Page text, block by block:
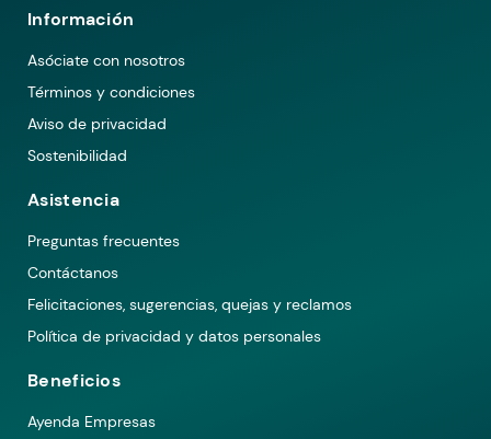
Información
Asóciate con nosotros
Términos y condiciones
Aviso de privacidad
Sostenibilidad
Asistencia
Preguntas frecuentes
Contáctanos
Felicitaciones, sugerencias, quejas y reclamos
Política de privacidad y datos personales
Beneficios
Ayenda Empresas